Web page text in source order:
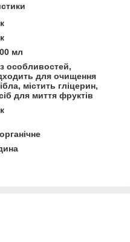
мл
особливостей,
для очищення
містить гліцерин,
для миття фруктів